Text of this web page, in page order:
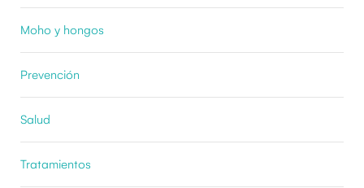
Moho y hongos
Prevención
Salud
Tratamientos